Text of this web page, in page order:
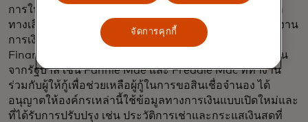
การให้สินเชื่อจำนองเป็นหนึ่งในอุตสาหกรรมแรกๆ ที่ข้อมูล
ทางเลือกกำลังกลายเป็นมาตรฐานของอุตสาหกรรม สำนักงาน
การเงินที่อยู่อาศัยแห่งสหรัฐอเมริกา (Federal Housing
Finance Agency) ซึ่งกำกับดูแลองค์กรที่ได้รับการสนับสนุน
จากรัฐบาล เช่น Fannie Mae และ Freddie Mac ที่ทำงาน
ร่วมกับผู้ให้กู้เพื่อช่วยเหลือผู้กู้ในการขอสินเชื่อจำนอง ได้
อนุญาตให้องค์กรเหล่านี้ใช้ข้อมูลทางการเงินแบบเปิดใหม่และ
ที่ได้รับการปรับปรุง เช่น ประวัติการเช่าและกระแสเงินสดที่
จัดการคุกกี้